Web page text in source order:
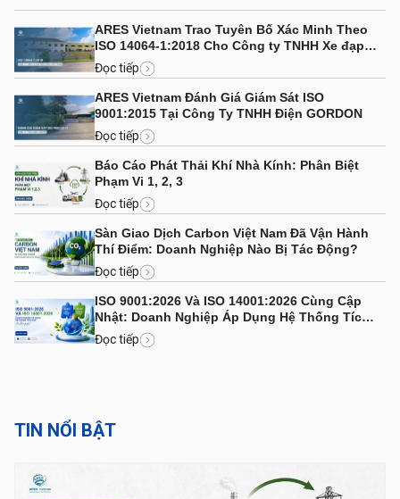
ARES Vietnam Trao Tuyên Bố Xác Minh Theo
ISO 14064-1:2018 Cho Công ty TNHH Xe đạp
Bình Minh (Việt Nam)
Đọc tiếp
ARES Vietnam Đánh Giá Giám Sát ISO
9001:2015 Tại Công Ty TNHH Điện GORDON
Đọc tiếp
Báo Cáo Phát Thải Khí Nhà Kính: Phân Biệt
Phạm Vi 1, 2, 3
Đọc tiếp
Sàn Giao Dịch Carbon Việt Nam Đã Vận Hành
Thí Điểm: Doanh Nghiệp Nào Bị Tác Động?
Đọc tiếp
ISO 9001:2026 Và ISO 14001:2026 Cùng Cập
Nhật: Doanh Nghiệp Áp Dụng Hệ Thống Tích
Hợp Cần Lưu Ý Gì?
Đọc tiếp
TIN NỔI BẬT